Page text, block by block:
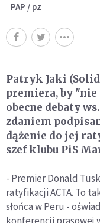
PAP / pz
Patryk Jaki
premiera, by "nie
obecne debaty
zdaniem
dążenie do jej
szef klubu PiS
- Premier Donald
ratyfikacji ACTA. To
słońca w Peru -